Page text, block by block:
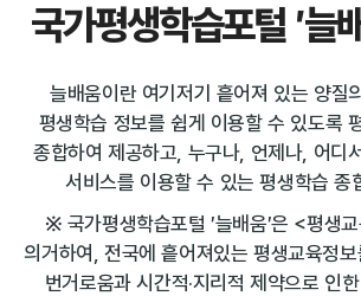
국가평생학습포털 ′늘
늘배움이란 여기저기 흩어져 있는 양질
평생학습 정보를 쉽게 이용할 수 있도록
종합하여 제공하고, 누구나, 언제나, 어디
서비스를 이용할 수 있는 평생학습 종
※ 국가평생학습포털 ′늘배움′은 <평생
의거하여, 전국에 흩어져있는 평생교육정
번거로움과 시간적·지리적 제약으로 인한